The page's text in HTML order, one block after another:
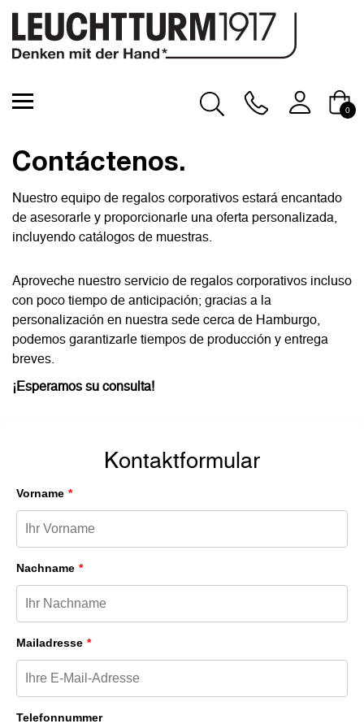
0
Contacto para empresas
Contáctenos.
Nuestro equipo de regalos corporativos estará encantado
de asesorarle y proporcionarle una oferta personalizada,
incluyendo catálogos de muestras.
Aproveche nuestro servicio de regalos corporativos incluso
con poco tiempo de anticipación; gracias a la
personalización en nuestra sede cerca de Hamburgo,
podemos garantizarle tiempos de producción y entrega
breves.
¡Esperamos su consulta!
Kontaktformular
Vorname
Nachname
Mailadresse
Telefonnummer